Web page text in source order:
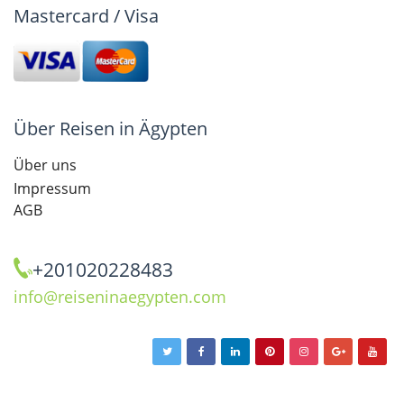
Mastercard / Visa
Über Reisen in Ägypten
Über uns
Impressum
AGB
+201020228483
info@reiseninaegypten.com